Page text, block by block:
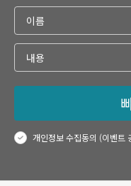
개인정보 수집동의 (이벤트